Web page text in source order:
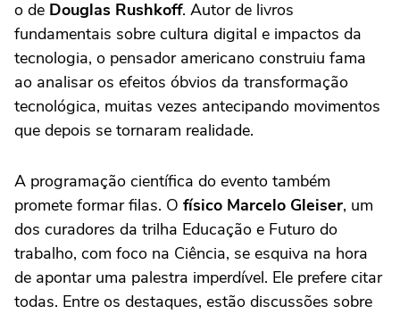
o de Douglas Rushkoff. Autor de livros
fundamentais sobre cultura digital e impactos da
tecnologia, o pensador americano construiu fama
ao analisar os efeitos óbvios da transformação
tecnológica, muitas vezes antecipando movimentos
que depois se tornaram realidade.
A programação científica do evento também
promete formar filas. O físico Marcelo Gleiser, um
dos curadores da trilha Educação e Futuro do
trabalho, com foco na Ciência, se esquiva na hora
de apontar uma palestra imperdível. Ele prefere citar
todas. Entre os destaques, estão discussões sobre